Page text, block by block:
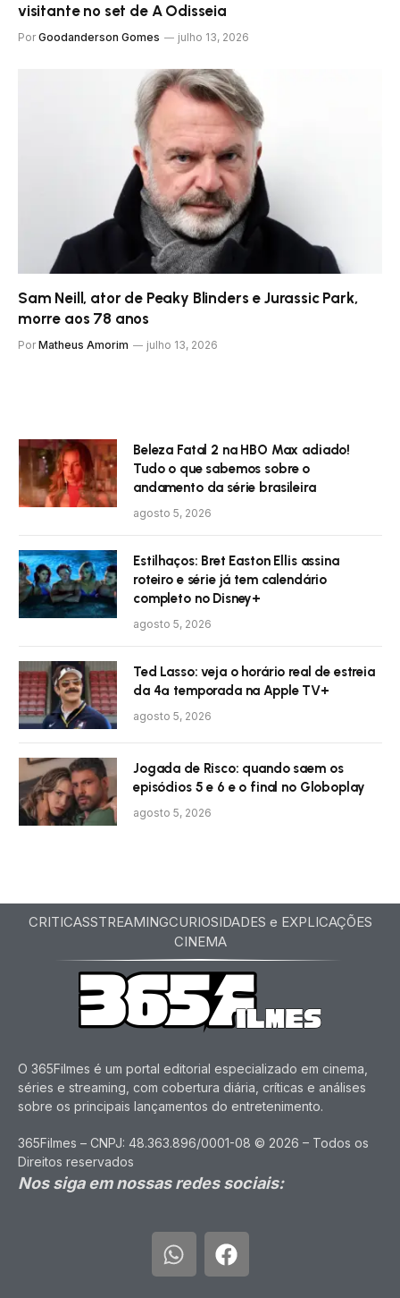
visitante no set de A Odisseia
Por Goodanderson Gomes julho 13, 2026
Sam Neill, ator de Peaky Blinders e Jurassic Park,
morre aos 78 anos
Por Matheus Amorim julho 13, 2026
Beleza Fatal 2 na HBO Max adiado!
Tudo o que sabemos sobre o
andamento da série brasileira
agosto 5, 2026
Estilhaços: Bret Easton Ellis assina
roteiro e série já tem calendário
completo no Disney+
agosto 5, 2026
Ted Lasso: veja o horário real de estreia
da 4ª temporada na Apple TV+
agosto 5, 2026
Jogada de Risco: quando saem os
episódios 5 e 6 e o final no Globoplay
agosto 5, 2026
CRITICASSTREAMINGCURIOSIDADES e EXPLICAÇÕES
CINEMA
O 365Filmes é um portal editorial especializado em cinema,
séries e streaming, com cobertura diária, críticas e análises
sobre os principais lançamentos do entretenimento.
365Filmes – CNPJ: 48.363.896/0001-08 © 2026 – Todos os
Direitos reservados
Nos siga em nossas redes sociais: